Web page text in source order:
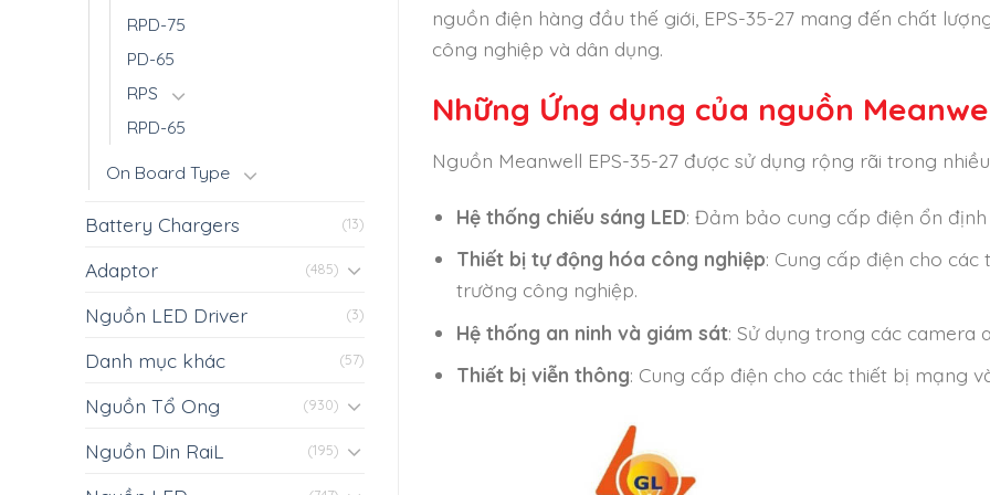
RPD-75
PD-65
RPS
RPD-65
On Board Type
Battery Chargers (13)
Adaptor (485)
Nguồn LED Driver (3)
Danh mục khác (57)
Nguồn Tổ Ong (930)
Nguồn Din RaiL (195)
nguồn điện hàng đầu thế giới, EPS-35-27 mang đến chất
công nghiệp và dân dụng.
Những Ứng dụng của nguồn
Nguồn Meanwell EPS-35-27 được sử dụng rộng rãi trong
Hệ thống chiếu sáng LED: Đảm bảo cung cấp điện ổn
Thiết bị tự động hóa công nghiệp: Cung cấp điện cho
trường công nghiệp.
Hệ thống an ninh và giám sát: Sử dụng trong các camera
Thiết bị viễn thông: Cung cấp điện cho các thiết bị mạng